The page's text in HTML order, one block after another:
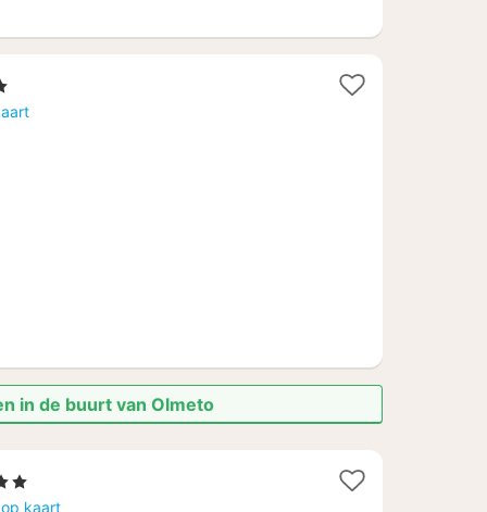
in de buurt van Olmeto
kaart